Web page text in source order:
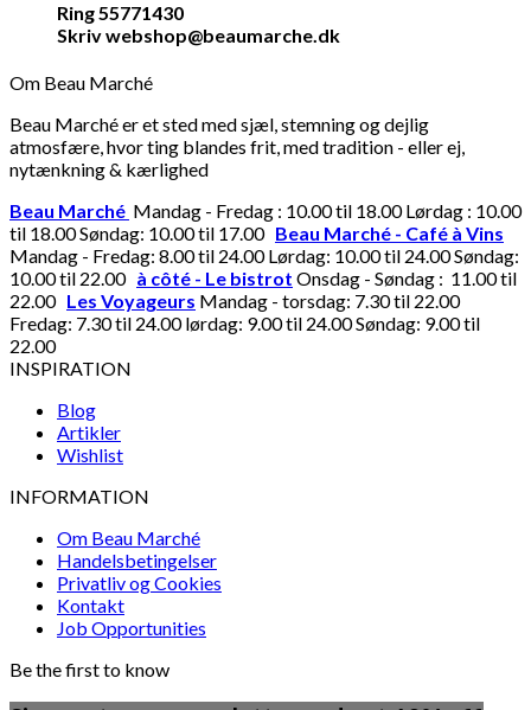
Ring 55771430
Skriv webshop@beaumarche.dk
Om Beau Marché
Beau Marché er et sted med sjæl, stemning og dejlig
atmosfære, hvor ting blandes frit, med tradition - eller ej,
nytænkning & kærlighed
Beau Marché Mandag - Fredag : 10.00 til 18.00 Lørdag : 10.00
til 18.00 Søndag: 10.00 til 17.00 Beau Marché - Café à Vins
Mandag - Fredag: 8.00 til 24.00 Lørdag: 10.00 til 24.00 Søndag:
10.00 til 22.00 à côté - Le bistrot Onsdag - Søndag : 11.00 til
22.00 Les Voyageurs Mandag - torsdag: 7.30 til 22.00
Fredag: 7.30 til 24.00 lørdag: 9.00 til 24.00 Søndag: 9.00 til
22.00
INSPIRATION
Blog
Artikler
Wishlist
INFORMATION
Om Beau Marché
Handelsbetingelser
Privatliv og Cookies
Kontakt
Job Opportunities
Be the first to know